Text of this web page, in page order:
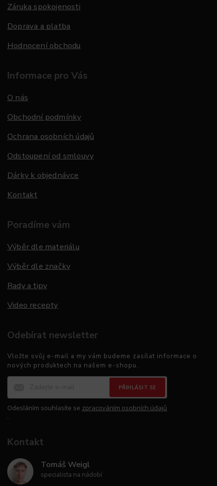
Záruka spokojenosti
Doprava a platba
Hodnocení obchodu
Informace pro Vás
O nás
Obchodní podmínky
Ochrana osobních údajů
Odstoupení od smlouvy
Dárky k objednávce
Kontakt
Poradíme vám
Výběr dle materiálu
Výběr dle značky
Rady a tipy
Video recepty
Odebírat newsletter
Vložte svůj e-mail a my vám budeme zasílat informace o
nových produktech na našem e-shopu.
PŘIHLÁSIT SE
Odesláním souhlasíte se zpracováním osobních údajů
.
Kontakt
Tomáš Weigl
specialista na nádobí